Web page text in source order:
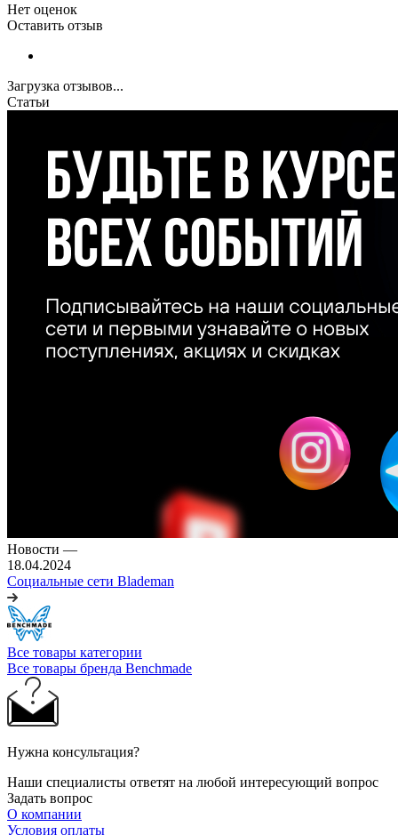
Нет оценок
Оставить отзыв
Загрузка отзывов...
Статьи
Новости —
18.04.2024
Социальные сети Blademan
Все товары категории
Все товары бренда Benchmade
Нужна консультация?
Наши специалисты ответят на любой интересующий вопрос
Задать вопрос
О компании
Условия оплаты